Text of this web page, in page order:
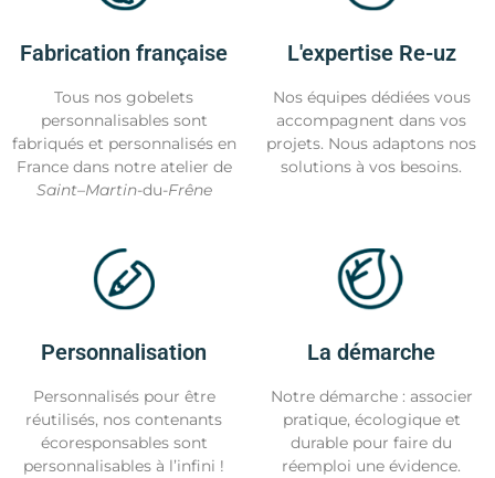
Fabrication française
Tous nos gobelets
personnalisables sont
fabriqués et personnalisés en
France dans notre atelier de
Saint–Martin-du-Frêne
L'expertise Re-uz
Nos équipes dédiées vous
accompagnent dans vos
projets. Nous adaptons nos
solutions à vos besoins.
Personnalisation
Personnalisés pour être
réutilisés, nos contenants
écoresponsables sont
personnalisables à l’infini !
La démarche
Notre démarche : associer
pratique, écologique et
durable pour faire du
réemploi une évidence.